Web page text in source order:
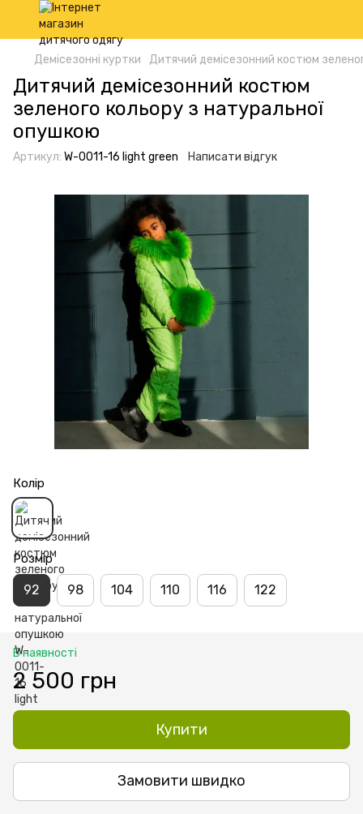
Демісезонні куртки Дитячий демісезонний костюм
Дитячий демісезонний костюм
зеленого кольору з натуральної
опушкою
Артикул: W-0011-16 light green Написати відгук
Колір
Розмір
92 98 104 110 116 122
В наявності
2 500 грн
Купити
Замовити швидко